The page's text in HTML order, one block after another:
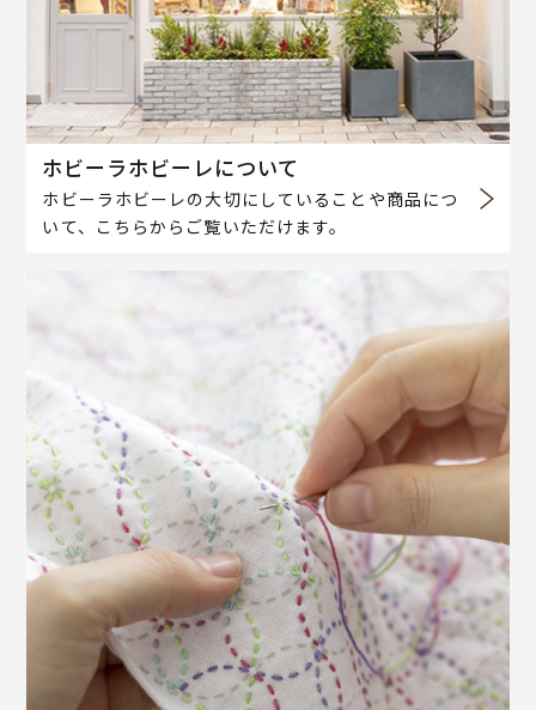
ホビーラホビーレについて
ホビーラホビーレの大切にしていることや商品につ
いて、こちらからご覧いただけます。